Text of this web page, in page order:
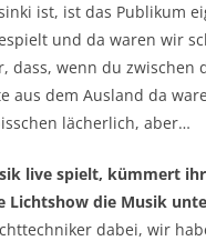
ist, ist das
und da waren wir
dass, wenn du zwischen
aus dem Ausland da
lächerlich, aber…
live spielt, kümmert
Lichtshow die Musik
dabei, wir